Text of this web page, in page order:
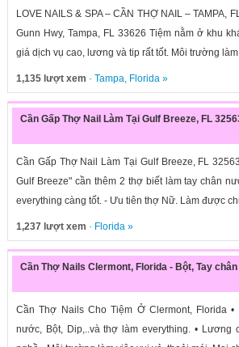
LOVE NAILS & SPA – CẦN THỢ NAIL – TAMPA,
Gunn Hwy, Tampa, FL 33626 Tiệm nằm ở khu
giá dịch vụ cao, lương và tip rất tốt. Môi trường
1,135 lượt xem · Tampa, Florida»
Cần Gấp Thợ Nail Làm Tại Gulf Breeze, FL
Cần Gấp Thợ Nail Làm Tại Gulf Breeze, FL
Gulf Breeze" cần thêm 2 thợ biết làm tay chân
everything càng tốt. - Ưu tiên thợ Nữ. Làm được
1,237 lượt xem · Florida»
Cần Thợ Nails Clermont, Florida - Bột, Tay
Cần Thợ Nails Cho Tiệm Ở Clermont, Florida
nước, Bột, Dip,..và thợ làm everything. • Lương